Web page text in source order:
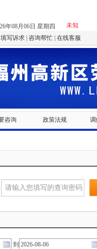
年08月06日 星期四
填写诉求 咨询帮忙 在线客服
咨询 政策法规
到